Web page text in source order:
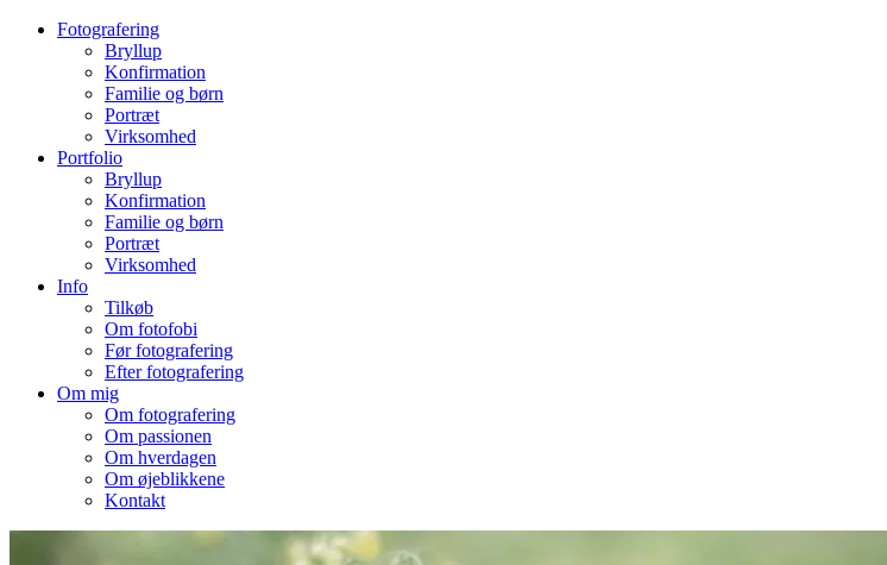
Fotografering
Bryllup
Konfirmation
Familie og børn
Portræt
Virksomhed
Portfolio
Bryllup
Konfirmation
Familie og børn
Portræt
Virksomhed
Info
Tilkøb
Om fotofobi
Før fotografering
Efter fotografering
Om mig
Om fotografering
Om passionen
Om hverdagen
Om øjeblikkene
Kontakt